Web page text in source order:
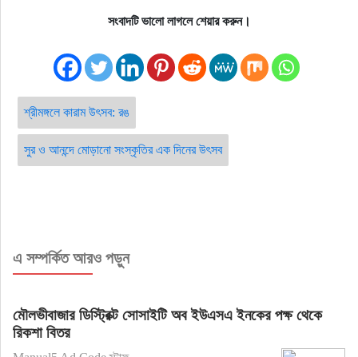
সংবাদটি ভালো লাগলে শেয়ার করুন।
শ্রীমঙ্গলে কারাম উৎসব: রঙ
সুর ও আনন্দে মোড়ানো সংস্কৃতির এক দিনের উৎসব
এ সম্পর্কিত আরও পড়ুন
মৌলভীবাজার ডিস্ট্রিক্ট সোসাইটি অব ইউএসএ ইনকের পক্ষ থেকে
রিকশা বিতর